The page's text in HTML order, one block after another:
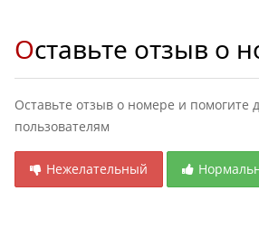
Оставьте отзыв о
Оставьте отзыв о номере и помогите
пользователям
Нежелательный